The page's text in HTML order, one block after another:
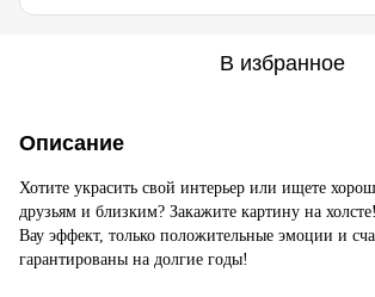
В избранное
Описание
Хотите украсить свой интерьер или ищете
друзьям и близким? Закажите картину на холсте!
Вау эффект, только положительные эмоции и
гарантированы на долгие годы!